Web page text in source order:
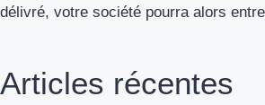
délivré, votre société pourra alors
Articles récentes